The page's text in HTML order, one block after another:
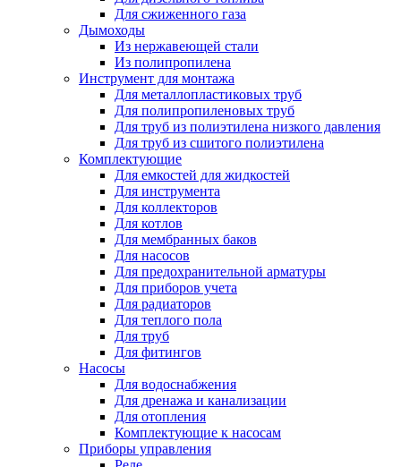
Для сжиженного газа
Дымоходы
Из нержавеющей стали
Из полипропилена
Инструмент для монтажа
Для металлопластиковых труб
Для полипропиленовых труб
Для труб из полиэтилена низкого давления
Для труб из сшитого полиэтилена
Комплектующие
Для емкостей для жидкостей
Для инструмента
Для коллекторов
Для котлов
Для мембранных баков
Для насосов
Для предохранительной арматуры
Для приборов учета
Для радиаторов
Для теплого пола
Для труб
Для фитингов
Насосы
Для водоснабжения
Для дренажа и канализации
Для отопления
Комплектующие к насосам
Приборы управления